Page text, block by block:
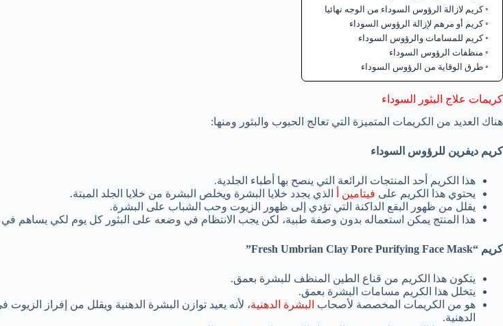
كريم لازالة الرؤوس السوداء من الوجه نهائيا
كريم أو مرهم لإزالة الرؤوس السوداء
كريم للمسامات والرؤوس السوداء
منظفات الرؤوس السوداء
طرق الوقاية من الرؤوس السوداء
كريمات علاج البثور السوداء
هناك العديد من الكريمات المتميزة التي تعالج الحبوب والبثور ومنها:
كريم ديفرين للرؤوس السوداء
هذا الكريم أحد المنتجات الرائعة التي ينصح بها أطباء الجلدية.
يحتوي هذا الكريم على فيتامين أ
الذي يجدد خلايا البشرة ويخلص البشرة من خلايا الجلد الميتة.
يقلل من ظهور البقع الداكنة التي تؤدي إلى ظهور الزيوت وحب الشباب على البشرة.
هذا المنتج يمكن استعماله بدون وصفة طبية، لكن يجب الانتظام في وضعه على البثور كل يوم لكي يساهم
كريم “Fresh Umbrian Clay Pore Purifying Face Mask
”
يتكون هذا الكريم من قناع الطين المنظف للبشرة بعمق.
يتخلل هذا الكريم مسامات البشرة بعمق.
هو من الكريمات المخصصة لأصحاب البشرة الدهنية، لأنه يعيد توازن البشرة الدهنية ويقلل من إفراز الزيوت
الدهنية.